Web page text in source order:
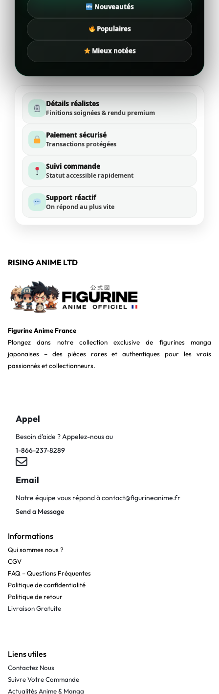
Nouveautés
Populaires
Mieux notées
Détails réalistes
Finitions soignées & rendu premium
Paiement sécurisé
Transactions protégées
Suivi commande
Statut accessible rapidement
Support réactif
On répond au plus vite
RISING ANIME LTD
Figurine Anime France
Plongez dans notre collection exclusive de figurines manga
japonaises – des pièces rares et authentiques pour les vrais
passionnés et collectionneurs.
Appel
Besoin d’aide ? Appelez-nous au
1-866-237-8289
Email
Notre équipe vous répond àcontact@figurineanime.fr
Send a Message
Informations
Qui sommes nous ?
CGV
FAQ – Questions Fréquentes
Politique de confidentialité
Politique de retour
Livraison Gratuite
Liens utiles
Contactez Nous
Suivre Votre Commande
Actualités Anime & Manga